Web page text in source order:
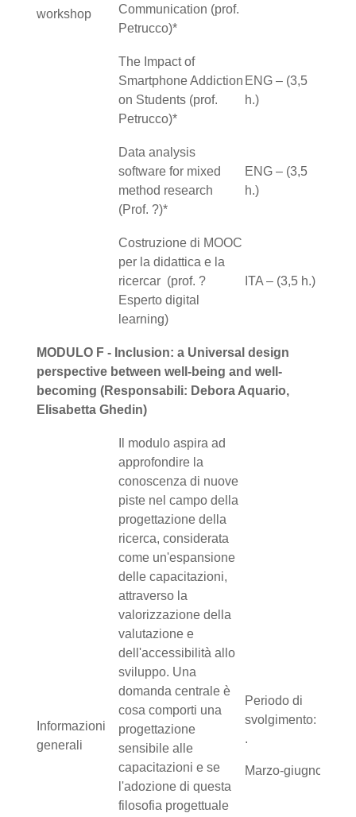
workshop
Communication (prof.
Petrucco)*
The Impact of
Smartphone Addiction
on Students (prof.
Petrucco)*
ENG – (3,5
h.)
Data analysis
software for mixed
method research
(Prof. ?)*
ENG – (3,5
h.)
Costruzione di MOOC
per la didattica e la
ricercar (prof. ?
Esperto digital
learning)
ITA – (3,5 h.)
MODULO F - Inclusion: a Universal design
perspective between well-being and well-
becoming (Responsabili: Debora Aquario,
Elisabetta Ghedin)
Informazioni
generali
Il modulo aspira ad
approfondire la
conoscenza di nuove
piste nel campo della
progettazione della
ricerca, considerata
come un'espansione
delle capacitazioni,
attraverso la
valorizzazione della
valutazione e
dell'accessibilità allo
sviluppo. Una
domanda centrale è
cosa comporti una
progettazione
sensibile alle
capacitazioni e se
l'adozione di questa
filosofia progettuale
Periodo di
svolgimento:
.
Marzo-giugno